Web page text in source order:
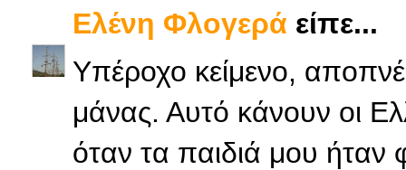
Ελένη Φλογερά είπε...
Υπέροχο κείμενο,
μάνας. Αυτό κάνουν οι
όταν τα παιδιά μου ήταν